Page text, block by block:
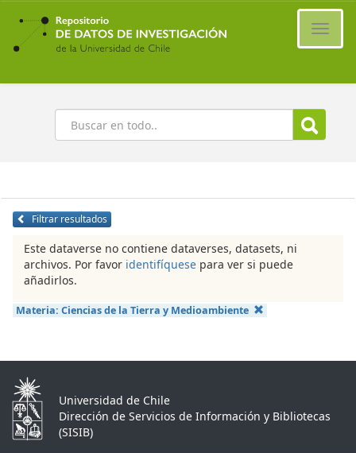
Ir
contenido
principal
Buscar
Filtrar resultados
Este dataverse no contiene dataverses, datasets, ni
archivos. Por favor identifíquese para ver si puede
añadirlos.
Materia: Ciencias de la Tierra y Medioambiente
Universidad de Chile
Dirección de Servicios de Información y Bibliotecas
(SISIB)